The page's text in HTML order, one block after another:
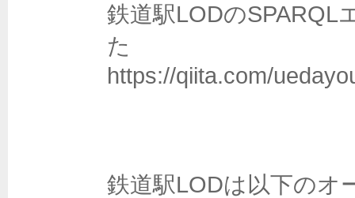
鉄道駅LODのSPARQL
た
https://qiita.com/
鉄道駅LODは以下のオ